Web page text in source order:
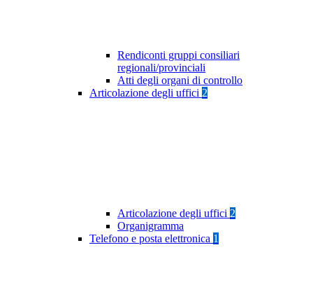
Rendiconti gruppi consiliari
regionali/provinciali
Atti degli organi di controllo
Articolazione degli uffici 2
Articolazione degli uffici 2
Organigramma
Telefono e posta elettronica 1